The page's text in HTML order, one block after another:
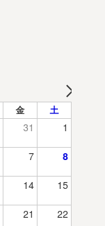
金 土
31 1
7 8
14 15
21 22